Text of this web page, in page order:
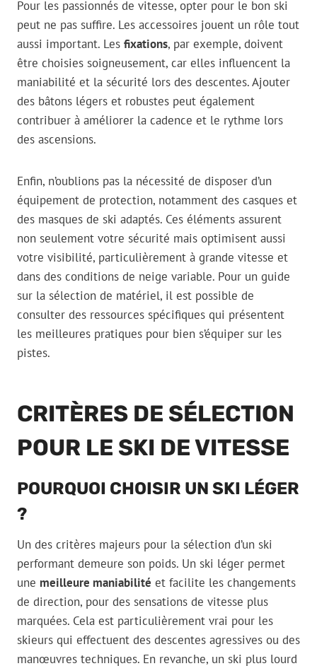
Pour les passionnés de vitesse, opter pour le bon ski
peut ne pas suffire. Les accessoires jouent un rôle tout
aussi important. Les fixations, par exemple, doivent
être choisies soigneusement, car elles influencent la
maniabilité et la sécurité lors des descentes. Ajouter
des bâtons légers et robustes peut également
contribuer à améliorer la cadence et le rythme lors
des ascensions.
Enfin, n’oublions pas la nécessité de disposer d’un
équipement de protection, notamment des casques et
des masques de ski adaptés. Ces éléments assurent
non seulement votre sécurité mais optimisent aussi
votre visibilité, particulièrement à grande vitesse et
dans des conditions de neige variable. Pour un guide
sur la sélection de matériel, il est possible de
consulter des ressources spécifiques qui présentent
les meilleures pratiques pour bien s’équiper sur les
pistes.
CRITÈRES DE SÉLECTION
POUR LE SKI DE VITESSE
POURQUOI CHOISIR UN SKI LÉGER
?
Un des critères majeurs pour la sélection d’un ski
performant demeure son poids. Un ski léger permet
une meilleure maniabilité et facilite les changements
de direction, pour des sensations de vitesse plus
marquées. Cela est particulièrement vrai pour les
skieurs qui effectuent des descentes agressives ou des
manœuvres techniques. En revanche, un ski plus lourd